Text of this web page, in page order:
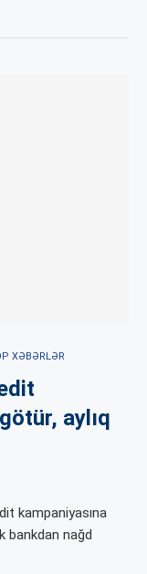
XƏBƏRLƏR
aylıq
kampaniyasına
bankdan nağd